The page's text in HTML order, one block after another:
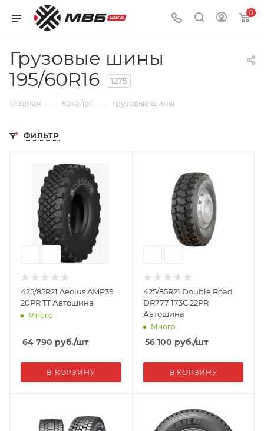
0
Грузовые шины
195/60R16
1275
Главная — Каталог — Грузовые шины
ФИЛЬТР
425/85R21 Aeolus AMP39
20PR TT Автошина
Много
64 790 руб./шт
В КОРЗИНУ
425/85R21 Double Road
DR777 173С 22PR
Автошина
Много
56 100 руб./шт
В КОРЗИНУ